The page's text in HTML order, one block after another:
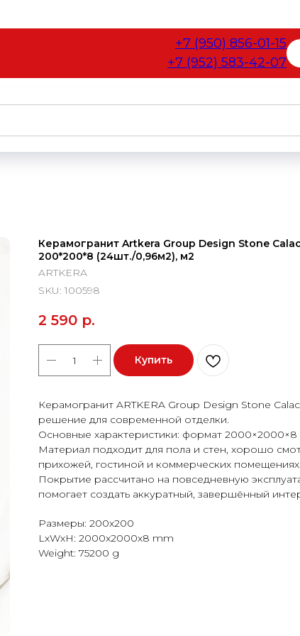
+7 (950) 856-01-15
+7 (952) 583-42-07
Керамогранит Artkera Group Design Stone
200*200*8 (24шт./0,96м2), м2
ARTKERA
SKU: 100598
2 590 р.
Купить
Керамогранит ARTKERA Group Design Stone
решение для современной отделки.
Основные характеристики: формат 2000×2000×8
Материал подходит для пола и стен, хорошо
прихожей, гостиной и коммерческих помещениях.
Покрытие рассчитано на повседневную
помогает создать аккуратный, завершённый
Размеры: 200x200
LxWxH: 2000x2000x8 mm
Weight: 75200 g